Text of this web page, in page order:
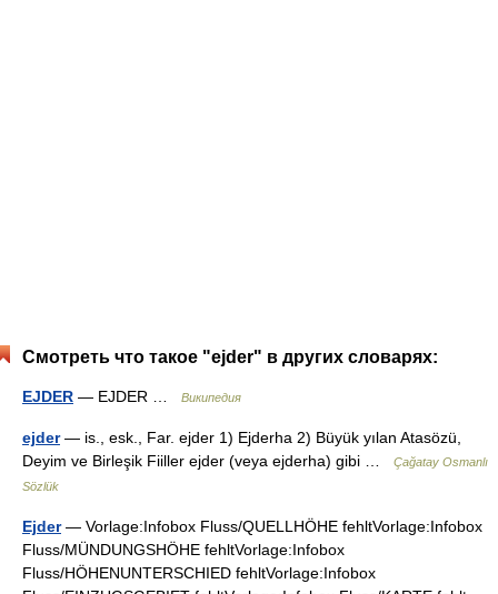
Смотреть что такое "ejder" в других словарях:
EJDER — EJDER … Википедия
ejder— is., esk., Far. ejder 1) Ejderha 2) Büyük yılan Atasözü,
Deyim ve Birleşik Fiiller ejder (veya ejderha) gibi …
Çağatay Osmanlı
Sözlük
Ejder— Vorlage:Infobox Fluss/QUELLHÖHE fehltVorlage:Infobox
Fluss/MÜNDUNGSHÖHE fehltVorlage:Infobox
Fluss/HÖHENUNTERSCHIED fehltVorlage:Infobox